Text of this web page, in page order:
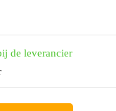
de leverancier